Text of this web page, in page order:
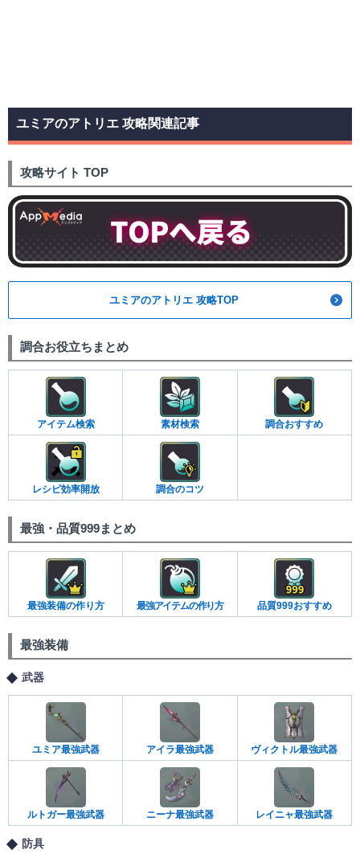
ユミアのアトリエ 攻略関連記事
攻略サイト TOP
ユミアのアトリエ 攻略TOP
調合お役立ちまとめ
アイテム検索 素材検索 調合おすすめ
レシピ効率開放 調合のコツ
最強・品質999まとめ
最強装備の作り方 最強アイテムの作り方 品質999おすすめ
最強装備
武器
ユミア最強武器 アイラ最強武器 ヴィクトル最強武器
ルトガー最強武器 ニーナ最強武器 レイニャ最強武器
防具